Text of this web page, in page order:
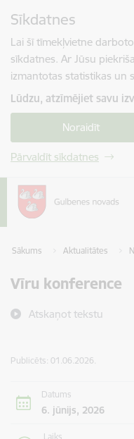
Sīkdatnes
Lai šī tīmekļvietne
sīkdatnes. Ar Jūsu
izmantotas statistikas un
Lūdzu, atzīmējiet savu
Noraidīt
Pārvaldīt sīkdatnes
Sākums Aktualitātes
Vīru konference
Atskaņot tekstu
Publicēts: 01.06.2026.
Datums
6. jūnijs, 2026
Laiks